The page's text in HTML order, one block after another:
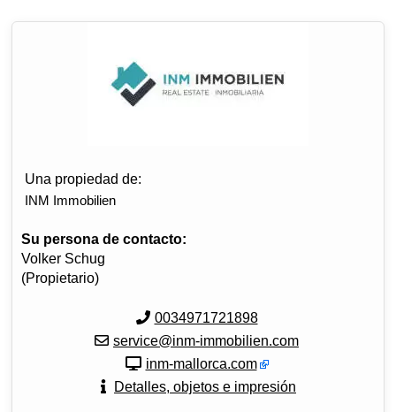
Una propiedad de:
INM Immobilien
Su persona de contacto:
Volker Schug
(Propietario)
0034971721898
service@inm-immobilien.com
inm-mallorca.com
Detalles, objetos e impresión